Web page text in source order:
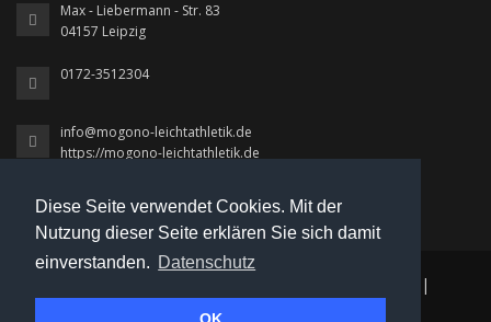
Diese Seite verwendet Cookies. Mit der
Nutzung dieser Seite erklären Sie sich damit
einverstanden. Datenschutz
Max - Liebermann - Str. 83
04157 Leipzig
0172-3512304
info@mogono-leichtathletik.de
https://mogono-leichtathletik.de
|